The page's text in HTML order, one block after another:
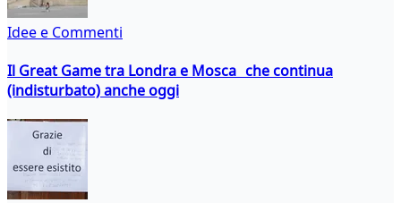
Idee e Commenti
Il Great Game tra Londra e Mosca che continua
(indisturbato) anche oggi